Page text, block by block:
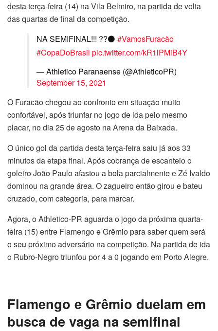
desta terça-feira (14) na Vila Belmiro, na partida de volta
das quartas de final da competição.
NA SEMIFINAL!!! ?️?⚫️ #VamosFuracão
#CopaDoBrasil pic.twitter.com/kR1lPMiB4Y
— Athletico Paranaense (@AthleticoPR)
September 15, 2021
O Furacão chegou ao confronto em situação muito
confortável, após triunfar no jogo de ida pelo mesmo
placar, no dia 25 de agosto na Arena da Baixada.
O único gol da partida desta terça-feira saiu já aos 33
minutos da etapa final. Após cobrança de escanteio o
goleiro João Paulo afastou a bola parcialmente e Zé Ivaldo
dominou na grande área. O zagueiro então girou e bateu
cruzado, com categoria, para marcar.
Agora, o Athletico-PR aguarda o jogo da próxima quarta-
feira (15) entre Flamengo e Grêmio para saber quem será
o seu próximo adversário na competição. Na partida de ida
o Rubro-Negro triunfou por 4 a 0 jogando em Porto Alegre.
Flamengo e Grêmio duelam em
busca de vaga na semifinal